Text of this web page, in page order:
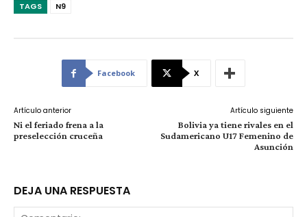
TAGS N9
Facebook X
Artículo anterior
Ni el feriado frena a la
preselección cruceña
Artículo siguiente
Bolivia ya tiene rivales en el
Sudamericano U17 Femenino de
Asunción
DEJA UNA RESPUESTA